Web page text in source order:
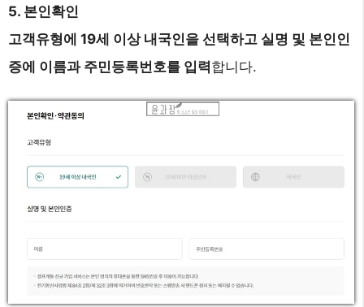
5. 본인확인
고객유형에 19세 이상 내국인을 선택하고 실명 및 본인인
증에 이름과 주민등록번호를 입력합니다.